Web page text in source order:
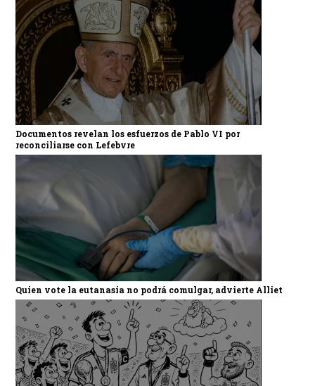
Documentos revelan los esfuerzos de Pablo VI por
reconciliarse con Lefebvre
Quien vote la eutanasia no podrá comulgar, advierte Alliet